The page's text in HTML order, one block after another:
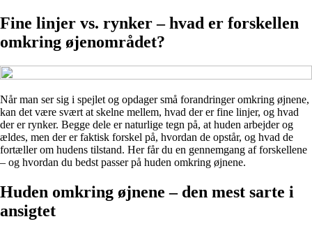
Fine linjer vs. rynker – hvad er forskellen
omkring øjenområdet?
Når man ser sig i spejlet og opdager små forandringer omkring øjnene,
kan det være svært at skelne mellem, hvad der er fine linjer, og hvad
der er rynker. Begge dele er naturlige tegn på, at huden arbejder og
ældes, men der er faktisk forskel på, hvordan de opstår, og hvad de
fortæller om hudens tilstand. Her får du en gennemgang af forskellene
– og hvordan du bedst passer på huden omkring øjnene.
Huden omkring øjnene – den mest sarte i
ansigtet